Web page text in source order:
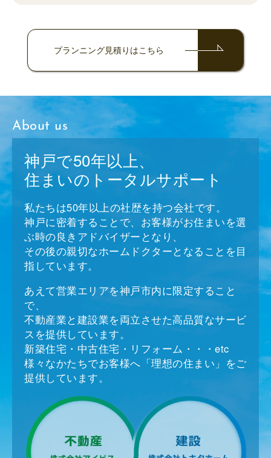
プランニング見積りはこちら
About us
神戸で50年以上、
住まいのトータルサポート
私たちは50年以上の社歴を持つ会社です。
神戸に密着することで、お客様がお住まいを選
ぶ時の良きアドバイザーとなり、
その後の親切なホームドクターとなることを目
指しています。
あえて営業エリアを神戸市内に限定すること
で、
不動産業と建設業を両立させた高品質なサービ
スを提供しています。
新築住宅・中古住宅・リフォーム・・・etc
様々なかたちでお客様へ「理想の住まい」をご
提供しています。